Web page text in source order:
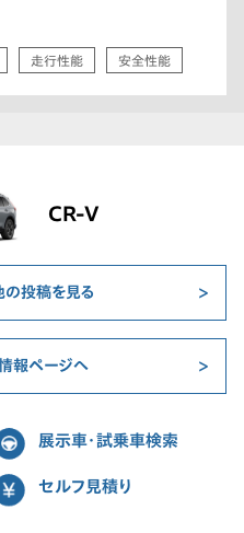
走行性能 安全性能
CR-V
の投稿を見る
報ページへ
展示車・試乗車検索
セルフ見積り